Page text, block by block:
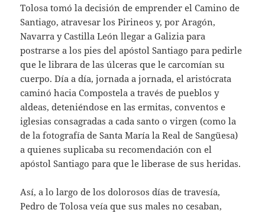
Tolosa tomó la decisión de emprender el Camino de
Santiago, atravesar los Pirineos y, por Aragón,
Navarra y Castilla León llegar a Galizia para
postrarse a los pies del apóstol Santiago para pedirle
que le librara de las úlceras que le carcomían su
cuerpo. Día a día, jornada a jornada, el aristócrata
caminó hacia Compostela a través de pueblos y
aldeas, deteniéndose en las ermitas, conventos e
iglesias consagradas a cada santo o virgen (como la
de la fotografía de Santa María la Real de Sangüesa)
a quienes suplicaba su recomendación con el
apóstol Santiago para que le liberase de sus heridas.
Así, a lo largo de los dolorosos días de travesía,
Pedro de Tolosa veía que sus males no cesaban,